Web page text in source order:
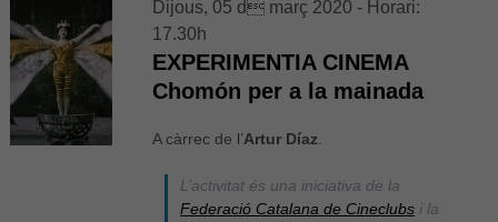
Dijous, 05 d març 2020 - Horari:
17.30h
EXPERIMENTIA CINEMA
Chomón per a la mainada
A càrrec de l’Artur Díaz
L’activitat és una iniciativa de la
Federació Catalana de Cineclubs i la